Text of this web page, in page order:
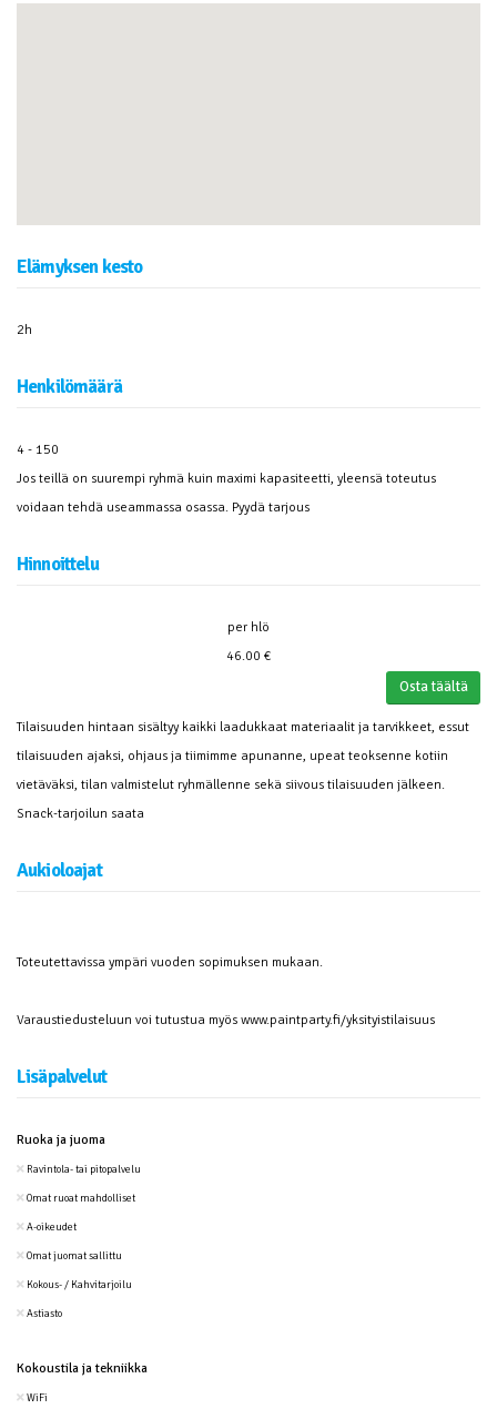
Elämyksen kesto
2h
Henkilömäärä
4 - 150
Jos teillä on suurempi ryhmä kuin maximi kapasiteetti, yleensä toteutus
voidaan tehdä useammassa osassa. Pyydä tarjous
Hinnoittelu
per hlö
46.00 €
Osta täältä
Tilaisuuden hintaan sisältyy kaikki laadukkaat materiaalit ja tarvikkeet, essut
tilaisuuden ajaksi, ohjaus ja tiimimme apunanne, upeat teoksenne kotiin
vietäväksi, tilan valmistelut ryhmällenne sekä siivous tilaisuuden jälkeen.
Snack-tarjoilun saata
Aukioloajat
Toteutettavissa ympäri vuoden sopimuksen mukaan.
Varaustiedusteluun voi tutustua myös www.paintparty.fi/yksityistilaisuus
Lisäpalvelut
Ruoka ja juoma
Ravintola- tai pitopalvelu
Omat ruoat mahdolliset
A-oikeudet
Omat juomat sallittu
Kokous- / Kahvitarjoilu
Astiasto
Kokoustila ja tekniikka
WiFi